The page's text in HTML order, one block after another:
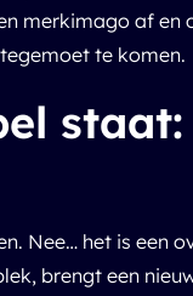
merkimago af
te komen.
Nee… het is een
brengt een